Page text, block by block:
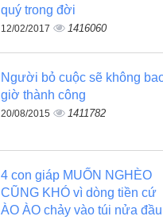
quý trong đời
12/02/2017 1416060
Người bỏ cuộc sẽ không
giờ thành công
20/08/2015 1411782
4 con giáp MUỐN NGHÈO
CŨNG KHÓ vì dòng tiền cứ
ÀO ÀO chảy vào túi nửa đầu